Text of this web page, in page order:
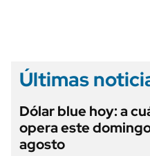
Últimas
Dólar blue hoy: a
opera este
agosto